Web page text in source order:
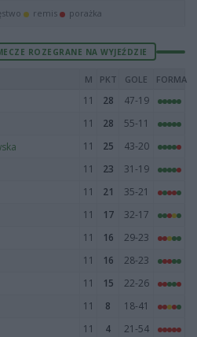
remis porażka
ROZEGRANE NA WYJEŹDZIE
M PKT GOLE FORMA
11 28
47-19
11 28
55-11
11 25
43-20
11 23
31-19
11 21
35-21
11 17
32-17
11 16
29-23
11 16
28-23
11 15
22-26
11 8
18-41
11 4
21-54